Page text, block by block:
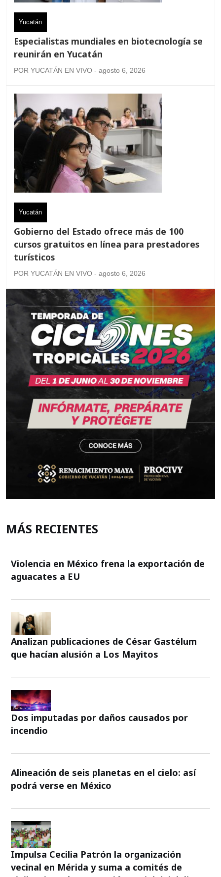
Yucatán
Especialistas mundiales en biotecnología se
reunirán en Yucatán
POR YUCATÁN EN VIVO - agosto 6, 2026
Yucatán
Gobierno del Estado ofrece más de 100
cursos gratuitos en línea para prestadores
turísticos
POR YUCATÁN EN VIVO - agosto 6, 2026
MÁS RECIENTES
Violencia en México frena la exportación de
aguacates a EU
Analizan publicaciones de César Gastélum
que hacían alusión a Los Mayitos
Dos imputadas por daños causados por
incendio
Alineación de seis planetas en el cielo: así
podrá verse en México
Impulsa Cecilia Patrón la organización
vecinal en Mérida y suma a comités de